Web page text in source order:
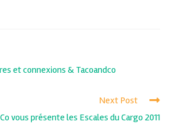
et connexions & Tacoandco
Next Post
vous présente les Escales du Cargo 2011